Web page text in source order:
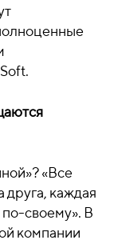
«Все
друга, каждая
по-своему». В
компании